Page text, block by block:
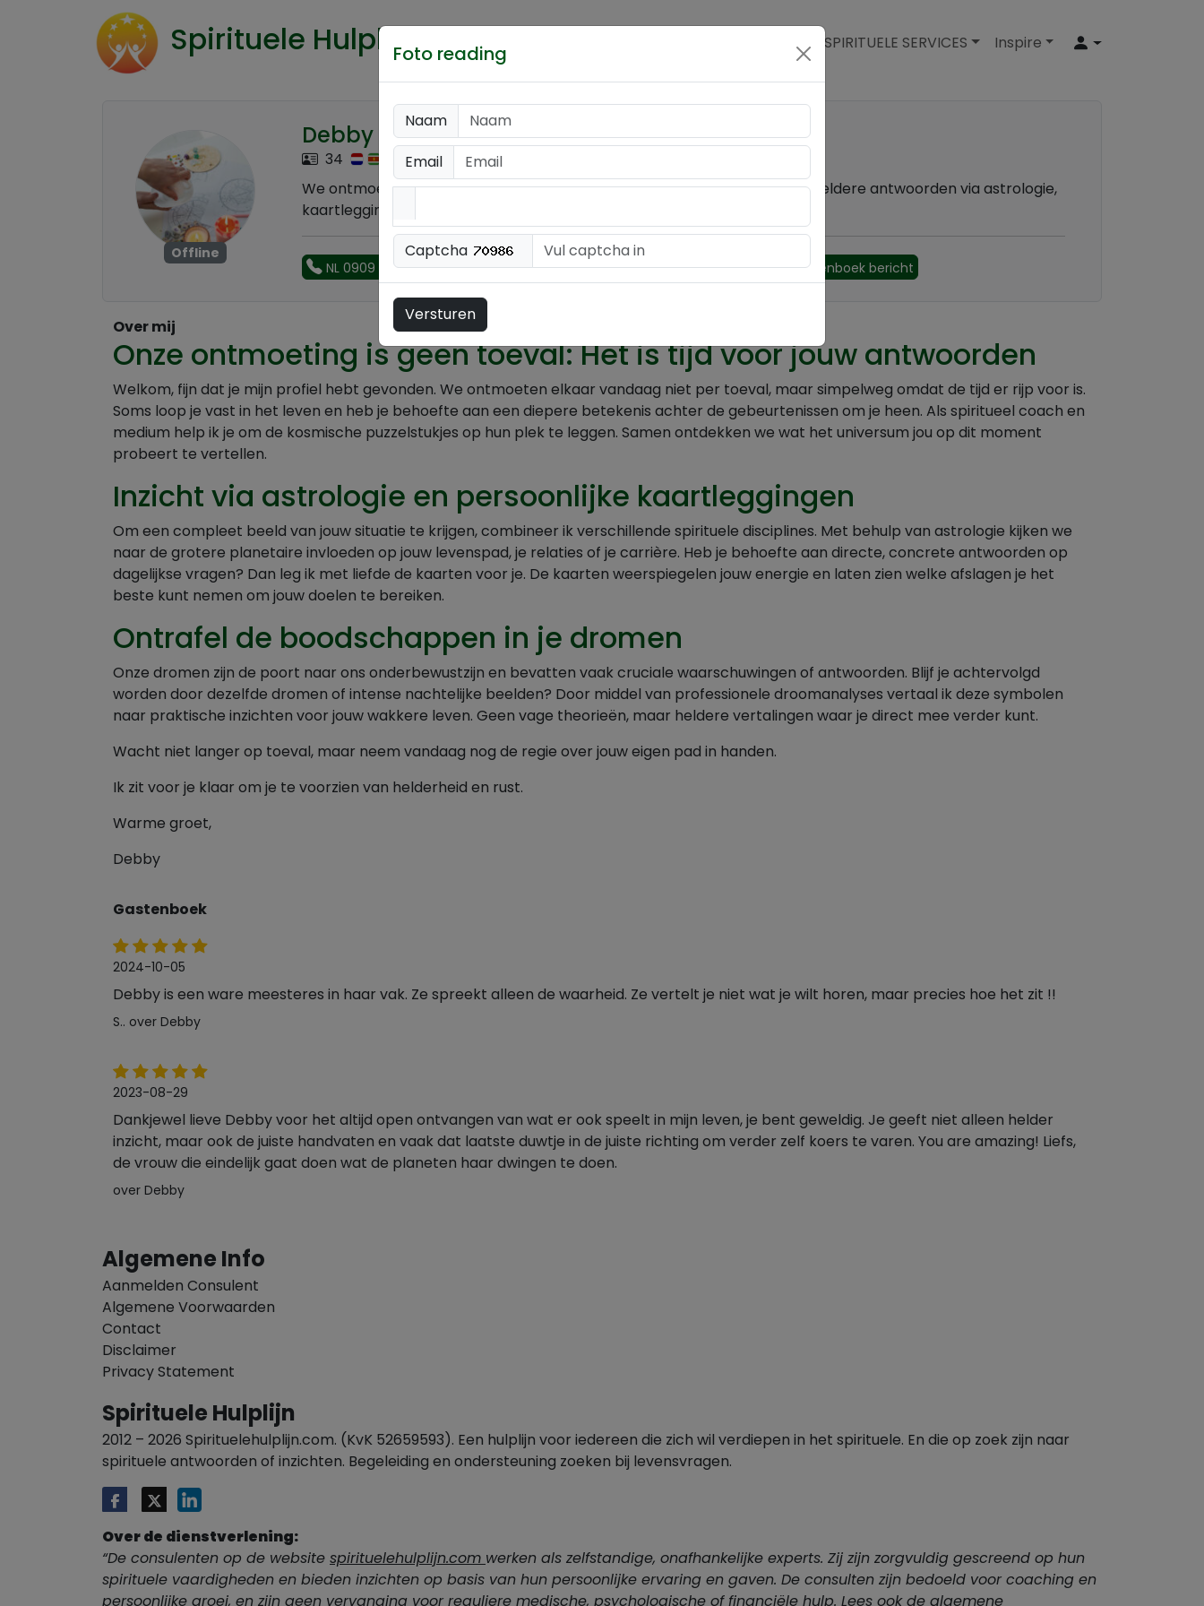
Spirituele Hulplijn SPIRITUELE SERVICES Inspire
Offline
Debby
34
We ontmoeten elkaar niet per toeval, maar omdat het nu tijd is! Ontdek heldere antwoorden via astrologie,
kaartleggingen en diepgaande droomanalyses.
NL 0909 - 1700 BE 0907 - 37065 Fotoreading Email alert Gastenboek bericht
Over mij
Onze ontmoeting is geen toeval: Het is tijd voor jouw antwoorden
Welkom, fijn dat je mijn profiel hebt gevonden. We ontmoeten elkaar vandaag niet per toeval, maar simpelweg omdat de tijd er rijp voor is.
Soms loop je vast in het leven en heb je behoefte aan een diepere betekenis achter de gebeurtenissen om je heen. Als spiritueel coach en
medium help ik je om de kosmische puzzelstukjes op hun plek te leggen. Samen ontdekken we wat het universum jou op dit moment
probeert te vertellen.
Inzicht via astrologie en persoonlijke kaartleggingen
Om een compleet beeld van jouw situatie te krijgen, combineer ik verschillende spirituele disciplines. Met behulp van astrologie kijken we
naar de grotere planetaire invloeden op jouw levenspad, je relaties of je carrière. Heb je behoefte aan directe, concrete antwoorden op
dagelijkse vragen? Dan leg ik met liefde de kaarten voor je. De kaarten weerspiegelen jouw energie en laten zien welke afslagen je het
beste kunt nemen om jouw doelen te bereiken.
Ontrafel de boodschappen in je dromen
Onze dromen zijn de poort naar ons onderbewustzijn en bevatten vaak cruciale waarschuwingen of antwoorden. Blijf je achtervolgd
worden door dezelfde dromen of intense nachtelijke beelden? Door middel van professionele droomanalyses vertaal ik deze symbolen
naar praktische inzichten voor jouw wakkere leven. Geen vage theorieën, maar heldere vertalingen waar je direct mee verder kunt.
Wacht niet langer op toeval, maar neem vandaag nog de regie over jouw eigen pad in handen.
Ik zit voor je klaar om je te voorzien van helderheid en rust.
Warme groet,
Debby
Gastenboek
2024-10-05
Debby is een ware meesteres in haar vak. Ze spreekt alleen de waarheid. Ze vertelt je niet wat je wilt horen, maar precies hoe het zit !!
S.. over Debby
2023-08-29
Dankjewel lieve Debby voor het altijd open ontvangen van wat er ook speelt in mijn leven, je bent geweldig. Je geeft niet alleen helder
inzicht, maar ook de juiste handvaten en vaak dat laatste duwtje in de juiste richting om verder zelf koers te varen. You are amazing! Liefs,
de vrouw die eindelijk gaat doen wat de planeten haar dwingen te doen.
over Debby
Algemene Info
Aanmelden Consulent
Algemene Voorwaarden
Contact
Disclaimer
Privacy Statement
Spirituele Hulplijn
2012 – 2026 Spirituelehulplijn.com. (KvK 52659593). Een hulplijn voor iedereen die zich wil verdiepen in het spirituele. En die op zoek zijn naar
spirituele antwoorden of inzichten. Begeleiding en ondersteuning zoeken bij levensvragen.
Over de dienstverlening:
“De consulenten op de website spirituelehulplijn.com werken als zelfstandige, onafhankelijke experts. Zij zijn zorgvuldig gescreend op hun
spirituele vaardigheden en bieden inzichten op basis van hun persoonlijke ervaring en gaven. De consulten zijn bedoeld voor coaching en
persoonlijke groei, en zijn geen vervanging voor reguliere medische, psychologische of financiële hulp. Lees ook de algemene
Foto reading
Naam
Email
Captcha
Versturen